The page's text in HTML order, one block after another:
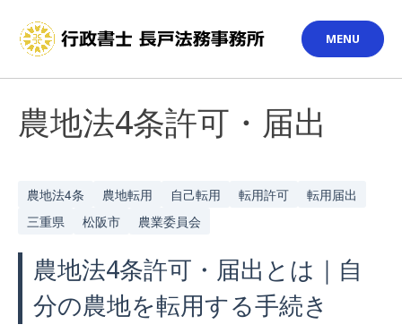
content
MENU
農地法4条許可・届出
農地法4条 農地転用 自己転用 転用許可
転用届出
三重県
松阪市 農業委員会
農地法4条許可・届出とは｜自
分の農地を転用する手続き